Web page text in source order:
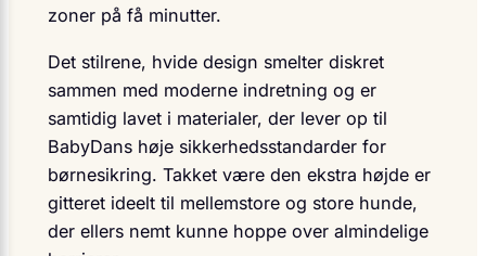
zoner på få minutter.
Det stilrene, hvide design smelter diskret
sammen med moderne indretning og er
samtidig lavet i materialer, der lever op til
BabyDans høje sikkerhedsstandarder for
børnesikring. Takket være den ekstra højde er
gitteret ideelt til mellemstore og store hunde,
der ellers nemt kunne hoppe over almindelige